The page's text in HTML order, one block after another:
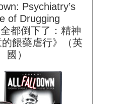
Psychiatry’s
of Drugging
都倒下了：精神
餵藥虐行》（英
國）